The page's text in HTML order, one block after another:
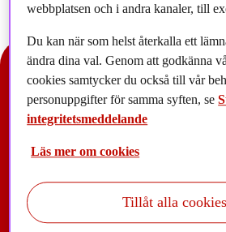
Upptäck våra bolag
SPP Pension & Försäkring
Fonder
webbplatsen och i andra kanaler, till
Du kan när som helst återkalla ett
ändra dina val. Genom att godkänna
cookies samtycker du också till vår
personuppgifter för samma syften, se
integritetsmeddelande
Läs mer om cookies
Tillåt alla cookies